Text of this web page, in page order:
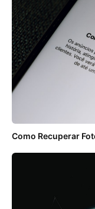
Como Recuperar